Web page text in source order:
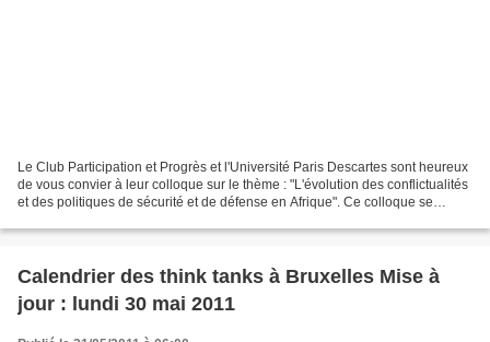
Le Club Participation et Progrès et l'Université Paris Descartes sont heureux
de vous convier à leur colloque sur le thème : "L'évolution des conflictualités
et des politiques de sécurité et de défense en Afrique". Ce colloque se
Calendrier des think tanks à Bruxelles Mise à
jour : lundi 30 mai 2011